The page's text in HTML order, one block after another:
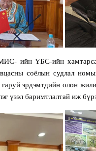
ийн ҮБС-ийн
соёлын судлал
эрдэмтдийн олон
үзэл баримтлалтай иж